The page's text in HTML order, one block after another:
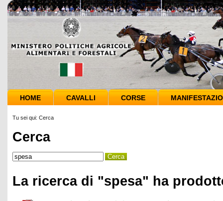
HOME CAVALLI CORSE
Tu sei qui: Cerca
Cerca
La ricerca di "spesa" ha